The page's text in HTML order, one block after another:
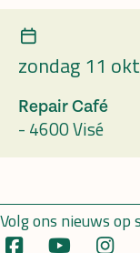
zondag 11
Repair Café
- 4600 Visé
Volg ons nieuws